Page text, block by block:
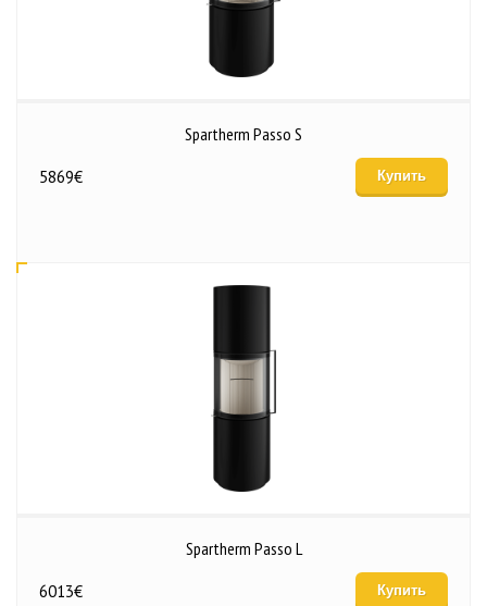
Spartherm Passo S
5869€ Купить
Spartherm Passo L
6013€ Купить